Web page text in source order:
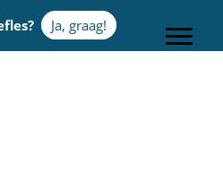
Ja, graag!